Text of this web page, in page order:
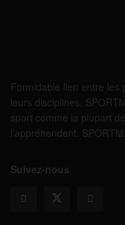
Formidable lien entre les
leurs disciplines,
sport comme la plupart
l’appréhendent.
Suivez-nous